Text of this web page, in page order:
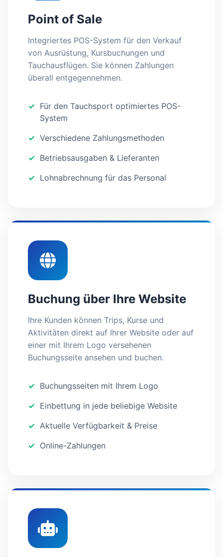
Point of Sale
Integriertes POS-System für den Verkauf
von Ausrüstung, Kursbuchungen und
Tauchausflügen. Sie können Zahlungen
überall entgegennehmen.
Für den Tauchsport optimiertes POS-
System
Verschiedene Zahlungsmethoden
Betriebsausgaben & Lieferanten
Lohnabrechnung für das Personal
Buchung über Ihre Website
Ihre Kunden können Trips, Kurse und
Aktivitäten direkt auf Ihrer Website oder auf
einer mit Ihrem Logo versehenen
Buchungsseite ansehen und buchen.
Buchungsseiten mit Ihrem Logo
Einbettung in jede beliebige Website
Aktuelle Verfügbarkeit & Preise
Online-Zahlungen